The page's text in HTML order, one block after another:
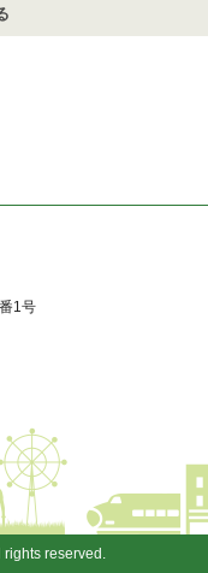
1号
rights reserved.